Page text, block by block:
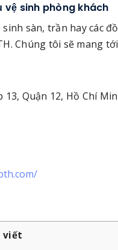
sinh phòng khách
sàn, trần hay các
Chúng tôi sẽ mang
Quận 12, Hồ Chí
viết